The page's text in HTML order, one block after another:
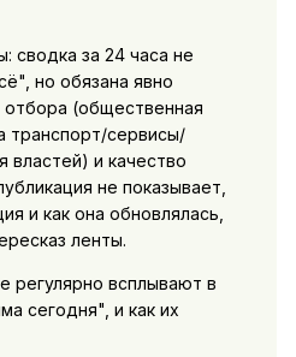
сводка за 24 часа не
но обязана явно
отбора (общественная
транспорт/сервисы/
властей) и качество
не показывает,
и как она обновлялась,
ленты.
регулярно всплывают в
сегодня", и как их